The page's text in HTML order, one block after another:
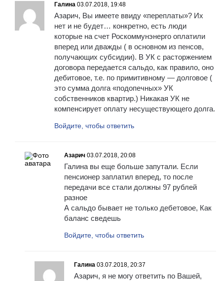
Галина 03.07.2018, 19:48
Азарич, Вы имеете ввиду «переплаты»? Их
нет и не будет… конкретно, есть люди
которые на счет Роскоммунэнерго оплатили
вперед или дважды ( в основном из пенсов,
получающих субсидии). В УК с расторжением
договора передается сальдо, как правило, оно
дебитовое, т.е. по примитивному — долговое (
это сумма долга «подопечных» УК
собственников квартир.) Никакая УК не
компенсирует оплату несуществующего долга.
Войдите, чтобы ответить
Азарич 03.07.2018, 20:08
Галина вы еще больше запутали. Если
пенсионер заплатил вперед, то после
передачи все стали должны 97 рублей
разное
А сальдо бывает не только дебетовое, Как
баланс сведешь
Войдите, чтобы ответить
Галина 03.07.2018, 20:37
Азарич, я не могу ответить по Вашей,